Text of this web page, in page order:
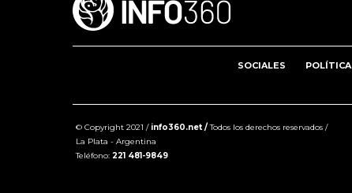
SOCIALES POLÍTICA
© Copyright 2021 / info360.net /Todos los derechos reservados /
La Plata - Argentina
Teléfono: 221 481-9849